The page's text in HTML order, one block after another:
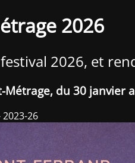
2026
2026, et
du 30 janvier
26